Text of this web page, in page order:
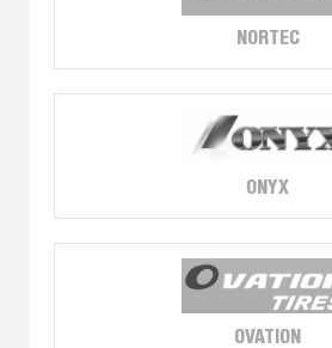
NORTEC
ONYX
OVATION